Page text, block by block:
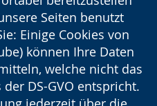
Seiten benutzt
Einige Cookies von
können Ihre Daten
welche nicht das
DS-GVO entspricht.